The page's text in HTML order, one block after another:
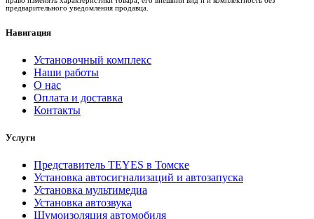
предварительного уведомления продавца.
Навигация
Установочный комплекс
Наши работы
О нас
Оплата и доставка
Контакты
Услуги
Представитель TEYES в Томске
Установка автосигнализаций и автозапуска
Установка мультимедиа
Установка автозвука
Шумоизоляция автомобиля